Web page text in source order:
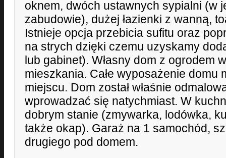
oknem, dwóch ustawnych sypialni (w
zabudowie), dużej łazienki z wanną,
Istnieje opcja przebicia sufitu oraz
na strych dzięki czemu uzyskamy
lub gabinet). Własny dom z ogrodem
mieszkania. Całe wyposażenie domu
miejscu. Dom został właśnie
wprowadzać się natychmiast. W
dobrym stanie (zmywarka, lodówka,
także okap). Garaż na 1 samochód,
drugiego pod domem.